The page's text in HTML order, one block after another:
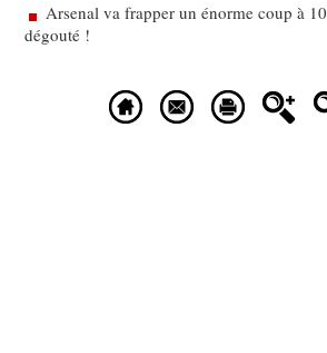
Arsenal va frapper un énorme coup à
dégouté !